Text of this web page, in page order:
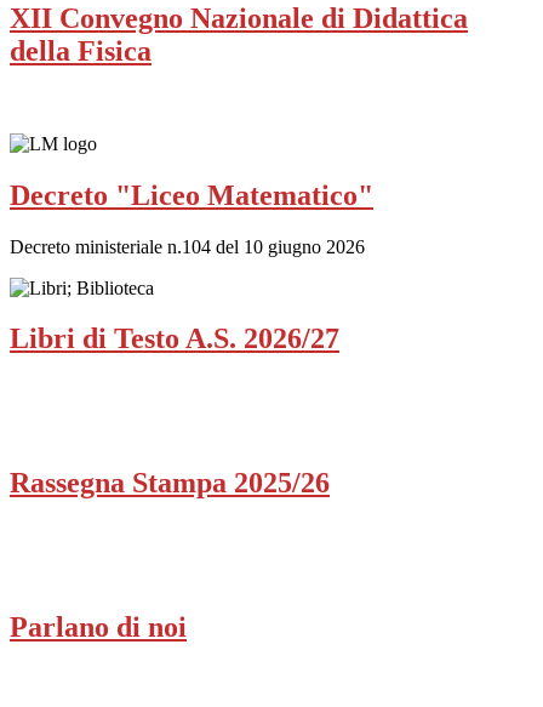
XII Convegno Nazionale di Didattica
della Fisica
Decreto "Liceo Matematico"
Decreto ministeriale n.104 del 10 giugno 2026
Libri di Testo A.S. 2026/27
Rassegna Stampa 2025/26
Parlano di noi